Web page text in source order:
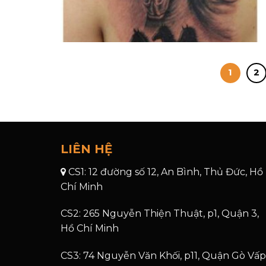
1 2
LIÊN HỆ
CS1: 12 đường số 12, An Bình, Thủ Đức, Hồ
Chí Minh
CS2: 265 Nguyễn Thiện Thuật, p1, Quận 3,
Hồ Chí Minh
CS3: 74 Nguyễn Văn Khối, p11, Quận Gò